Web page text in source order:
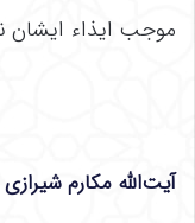
موجب ایذاء ایشان
آیت‌الله مکارم